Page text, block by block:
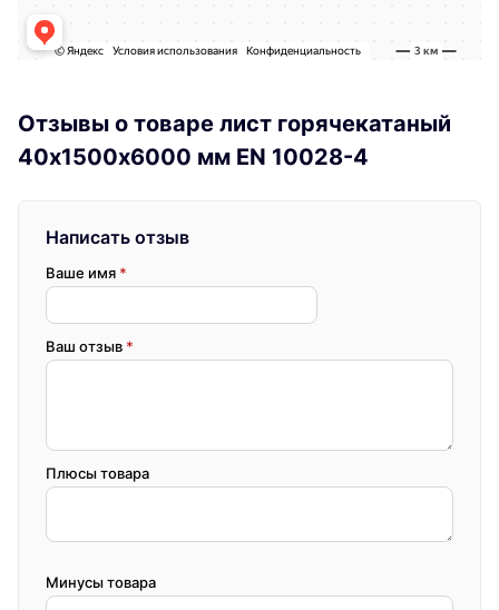
Отзывы о товаре лист горячекатаный
40х1500х6000 мм EN 10028-4
Написать отзыв
Ваше имя *
Ваш отзыв *
Плюсы товара
Минусы товара